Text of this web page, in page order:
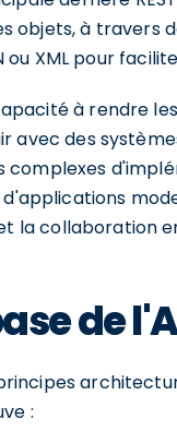
objets, à travers
XML pour
à rendre
avec des
complexes
d'applications
la collaboration
de
: